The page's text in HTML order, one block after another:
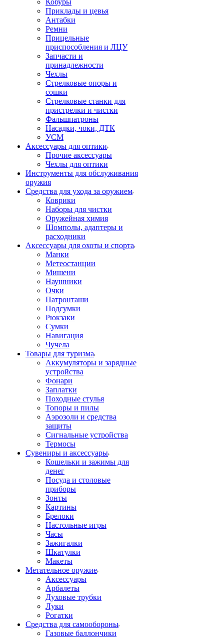
Кобуры
Приклады и цевья
Антабки
Ремни
Прицельные
приспособления и ЛЦУ
Запчасти и
принадлежности
Чехлы
Стрелковые опоры и
сошки
Стрелковые станки для
пристрелки и чистки
Фальшпатроны
Насадки, чоки, ДТК
УСМ
Аксессуары для оптики
Прочие аксессуары
Чехлы для оптики
Инструменты для обслуживания
оружия
Средства для ухода за оружием
Коврики
Наборы для чистки
Оружейная химия
Шомполы, адаптеры и
расходники
Аксессуары для охоты и спорта
Манки
Метеостанции
Мишени
Наушники
Очки
Патронташи
Подсумки
Рюкзаки
Сумки
Навигация
Чучела
Товары для туризма
Аккумуляторы и зарядные
устройства
Фонари
Заплатки
Походные стулья
Топоры и пилы
Аэрозоли и средства
защиты
Сигнальные устройства
Термосы
Сувениры и аксессуары
Кошельки и зажимы для
денег
Посуда и столовые
приборы
Зонты
Картины
Брелоки
Настольные игры
Часы
Зажигалки
Шкатулки
Макеты
Метательное оружие
Аксессуары
Арбалеты
Духовые трубки
Луки
Рогатки
Средства для самообороны
Газовые баллончики